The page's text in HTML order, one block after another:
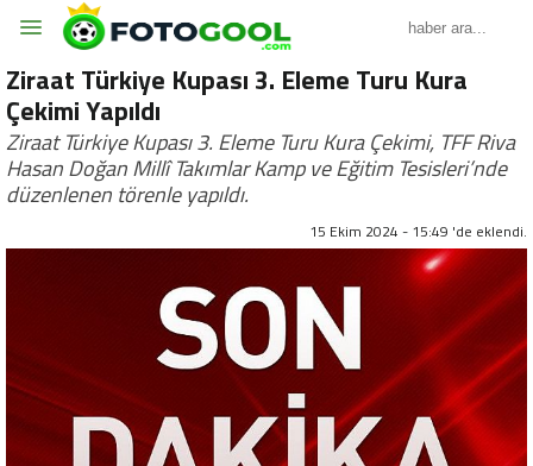
Ziraat Türkiye Kupası 3. Eleme Turu Kura
Çekimi Yapıldı
Ziraat Türkiye Kupası 3. Eleme Turu Kura Çekimi, TFF Riva
Hasan Doğan Millî Takımlar Kamp ve Eğitim Tesisleri’nde
düzenlenen törenle yapıldı.
15 Ekim 2024 - 15:49 'de eklendi.